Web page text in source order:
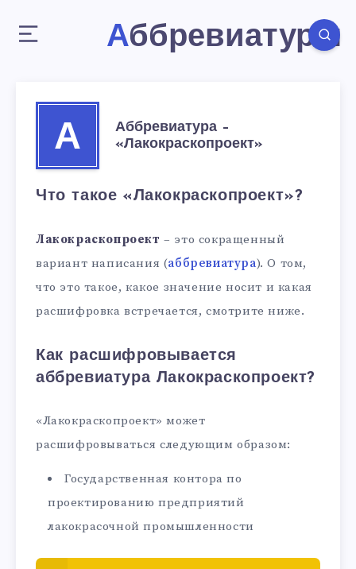
Аббревиатуры
А
Аббревиатура –
«Лакокраскопроект»
Что такое «Лакокраскопроект»?
Лакокраскопроект – это сокращенный
вариант написания (аббревиатура). О том,
что это такое, какое значение носит и какая
расшифровка встречается, смотрите ниже.
Как расшифровывается
аббревиатура Лакокраскопроект?
«Лакокраскопроект» может
расшифровываться следующим образом:
Государственная контора по
проектированию предприятий
лакокрасочной промышленности